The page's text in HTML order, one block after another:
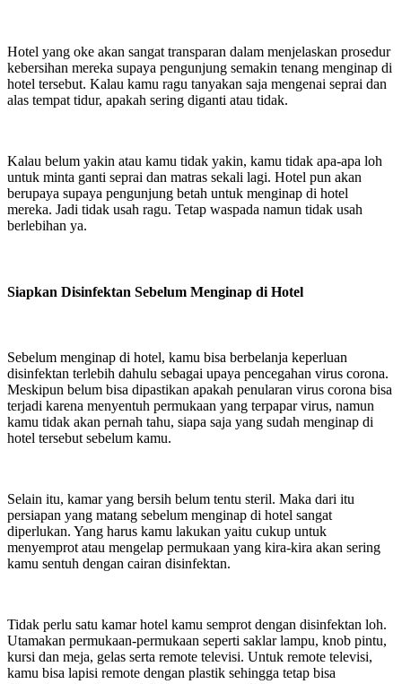
Hotel yang oke akan sangat transparan dalam menjelaskan prosedur
kebersihan mereka supaya pengunjung semakin tenang menginap di
hotel tersebut. Kalau kamu ragu tanyakan saja mengenai seprai dan
alas tempat tidur, apakah sering diganti atau tidak.
Kalau belum yakin atau kamu tidak yakin, kamu tidak apa-apa loh
untuk minta ganti seprai dan matras sekali lagi. Hotel pun akan
berupaya supaya pengunjung betah untuk menginap di hotel
mereka. Jadi tidak usah ragu. Tetap waspada namun tidak usah
berlebihan ya.
Siapkan Disinfektan Sebelum Menginap di Hotel
Sebelum menginap di hotel, kamu bisa berbelanja keperluan
disinfektan terlebih dahulu sebagai upaya pencegahan virus corona.
Meskipun belum bisa dipastikan apakah penularan virus corona bisa
terjadi karena menyentuh permukaan yang terpapar virus, namun
kamu tidak akan pernah tahu, siapa saja yang sudah menginap di
hotel tersebut sebelum kamu.
Selain itu, kamar yang bersih belum tentu steril. Maka dari itu
persiapan yang matang sebelum menginap di hotel sangat
diperlukan. Yang harus kamu lakukan yaitu cukup untuk
menyemprot atau mengelap permukaan yang kira-kira akan sering
kamu sentuh dengan cairan disinfektan.
Tidak perlu satu kamar hotel kamu semprot dengan disinfektan loh.
Utamakan permukaan-permukaan seperti saklar lampu, knob pintu,
kursi dan meja, gelas serta remote televisi. Untuk remote televisi,
kamu bisa lapisi remote dengan plastik sehingga tetap bisa